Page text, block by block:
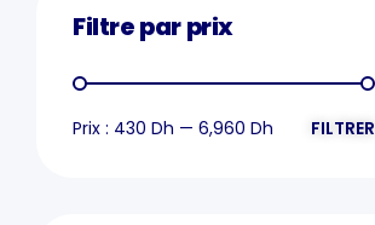
Filtre par prix
FILTRER
Prix : 430 Dh — 6,960 Dh